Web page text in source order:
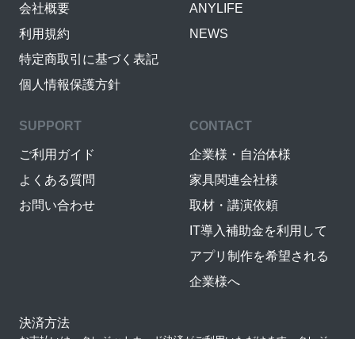
会社概要
利用規約
特定商取引に基づく表記
個人情報保護方針
ANYLIFE
NEWS
SUPPORT
ご利用ガイド
よくある質問
お問い合わせ
CONTACT
企業様・自治体様
家具関連会社様
取材・講演依頼
IT導入補助金を利用して
アプリ制作を希望される
企業様へ
決済方法